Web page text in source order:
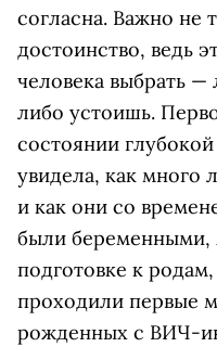
согласна. Важно не
достоинство, ведь
человека выбрать
либо устоишь.
состоянии
увидела, как много
и как они со
были беременными,
подготовке к
проходили первые
рожденных с ВИЧ-